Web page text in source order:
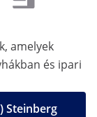
amelyek
és ipari
Steinberg